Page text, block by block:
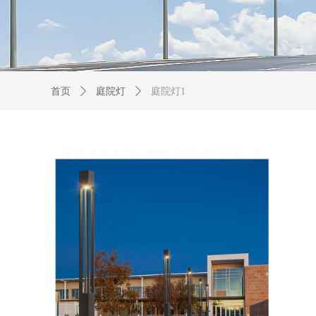
首页 ꄲ 庭院灯 ꄲ 庭院灯1